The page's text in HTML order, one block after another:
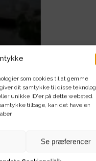
som cookies til at gemme
dit samtykke til disse
unikke ID'er på dette websted.
tilbage, kan det have en
Se præferencer